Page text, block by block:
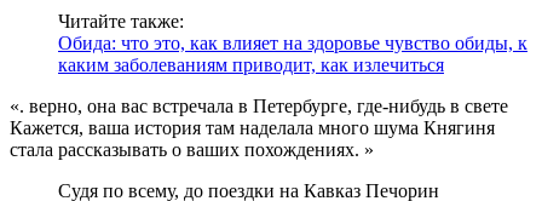
Читайте также:
Обида: что это, как влияет на здоровье чувство обиды, к
каким заболеваниям приводит, как излечиться
«. верно, она вас встречала в Петербурге, где-нибудь в свете
Кажется, ваша история там наделала много шума Княгиня
стала рассказывать о ваших похождениях. »
Судя по всему, до поездки на Кавказ Печорин